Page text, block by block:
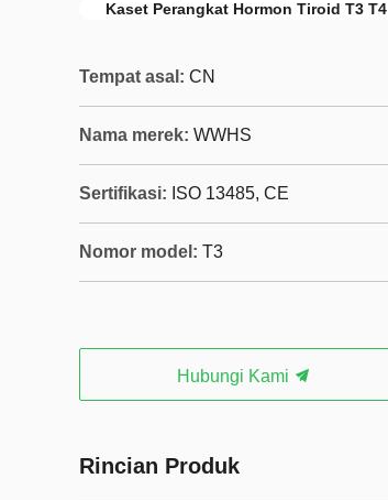
Kaset Perangkat Hormon Tiroid T3 T4
Tempat asal: CN
Nama merek: WWHS
Sertifikasi: ISO 13485, CE
Nomor model: T3
Hubungi Kami
Rincian Produk